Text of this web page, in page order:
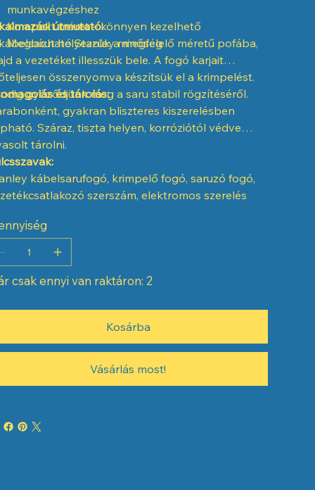
munkavégzéshez
Kompakt méret – könnyen kezelhető
Megbízható Stanley minőség
útmutató:
helyezzük a megfelelő méretű pofába,
a vezetéket illesszük bele. A fogó karjait
összenyomva készítsük el a krimpelést.
győződjünk meg a saru stabil rögzítéséről.
és tárolás:
gyakran bliszteres kiszerelésben
Száraz, tiszta helyen, korróziótól védve
tárolni.
kábelsarufogó, krimpelő fogó, saruzó fogó,
szerszám, elektromos szerelés
csak ennyi van raktáron: 2
Kosárba
Vásárlás most!